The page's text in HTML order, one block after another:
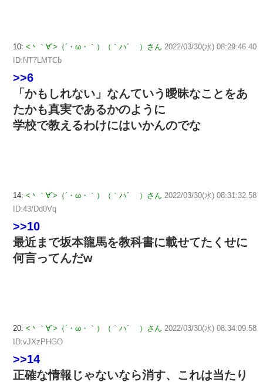
10: <丶｀∀´>（´・ω・｀）（｀ハ´ ）さん 2022/03/30(水) 08:29:46.40
ID:NT7LMTCb
>>6
「かもしれない」なんていう曖昧なことをあ
たかも真実であるかのように
学校で教えるわけにはいかんのでな
14: <丶｀∀´>（´・ω・｀）（｀ハ´ ）さん 2022/03/30(水) 08:31:32.58
ID:43/Dd0Vq
>>10
最近まで坂本龍馬を教科書に載せてたくせに
何言ってんだw
20: <丶｀∀´>（´・ω・｀）（｀ハ´ ）さん 2022/03/30(水) 08:34:09.58
ID:vJXzPHGO
>>14
正確な情報じゃないなら消す、これは当たり